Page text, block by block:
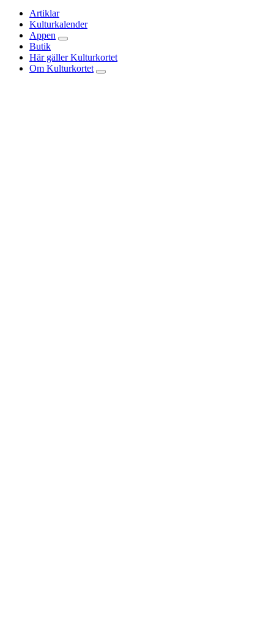
Artiklar
Kulturkalender
Appen
Butik
Här gäller Kulturkortet
Om Kulturkortet